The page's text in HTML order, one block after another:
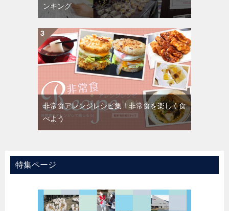
ンキング
非常食アレンジレシピ集！非常食を楽しく食
べよう
特集ページ